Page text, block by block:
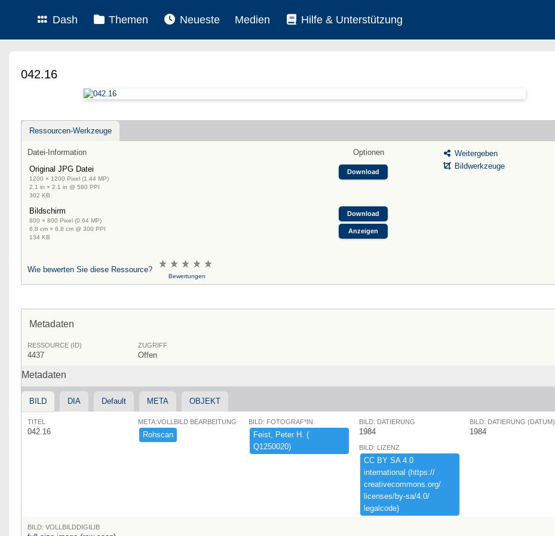
Dash Themen Neueste Medien Hilfe & Unterstützung
042.16
Ressourcen-Werkzeuge
Datei-Information
Optionen
Original JPG Datei
1200 × 1200 Pixel (1.44 MP)
2.1 in × 2.1 in @ 580 PPI
302 KB
Download
Bildschirm
800 × 800 Pixel (0.64 MP)
6.8 cm × 6.8 cm @ 300 PPI
134 KB
Download
Anzeigen
Weitergeben
Bildwerkzeuge
Wie bewerten Sie diese Ressource?
Bewertungen
Metadaten
RESSOURCE (ID)
4437
ZUGRIFF
Offen
Metadaten
BILD DIA Default META OBJEKT
TITEL
042.16
META:VOLLBILD BEARBEITUNG
Rohscan
BILD: FOTOGRAF*IN
Feist,​ ​Peter ​H.​ ​(​
Q1250020)​
BILD: DATIERUNG
1984
BILD: DATIERUNG (DATUM)
1984
BILD: LIZENZ
CC ​BY ​SA ​4.​0 ​
international ​(​https:​/​/​
creativecommons.​org/​
licenses/​by-​sa/​4.​0/​
legalcode)​
BILD: VOLLBILDDIGILIB